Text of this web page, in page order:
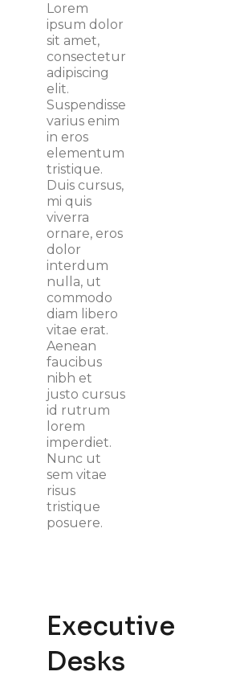
Lorem
ipsum dolor
sit amet,
consectetur
adipiscing
elit.
Suspendisse
varius enim
in eros
elementum
tristique.
Duis cursus,
mi quis
viverra
ornare, eros
dolor
interdum
nulla, ut
commodo
diam libero
vitae erat.
Aenean
faucibus
nibh et
justo cursus
id rutrum
lorem
imperdiet.
Nunc ut
sem vitae
risus
tristique
posuere.
Executive
Desks